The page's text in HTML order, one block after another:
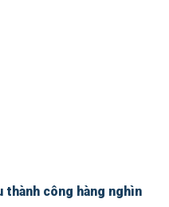
thành công hàng nghìn